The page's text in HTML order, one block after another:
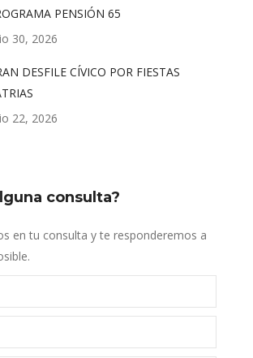
PENSIÓN 65
30, 2026
DESFILE CÍVICO POR FIESTAS
22, 2026
consulta?
en tu consulta y te responderemos a